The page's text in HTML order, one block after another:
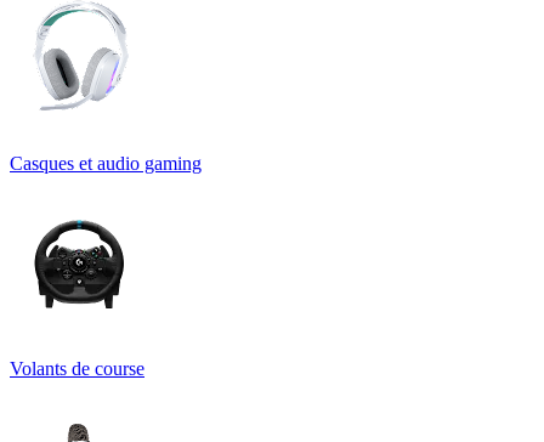
Casques et audio gaming
Volants de course